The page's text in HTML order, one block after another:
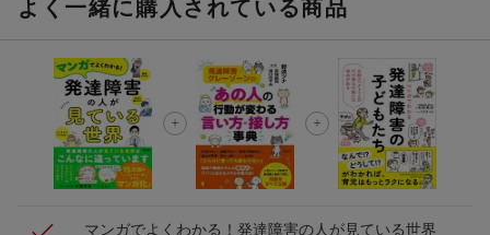
楽天モバイル紹介キャンペーンの拡散で300円OFFクーポン
進呈
条件達成で楽天限定・宝塚歌劇 宙組貸切公演ペアチケット
が当たる
よく一緒に購入されている商品
マンガでよくわかる！発達障害の人が見ている世界